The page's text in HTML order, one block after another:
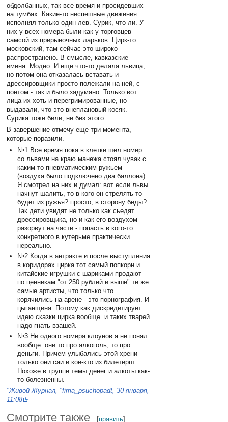
обдолбанных, так все время и просидевших
на тумбах. Какие-то неспешные движения
исполнял только один лев. Сурик, что ли. У
них у всех номера были как у торговцев
самсой из прирыночных ларьков. Цирк-то
московский, там сейчас это широко
распространено. В смысле, кавказские
имена. Модно. И еще что-то делала львица,
но потом она отказалась вставать и
дрессировщики просто полежали на ней, с
понтом - так и было задумано. Только вот
лица их хоть и перегримированные, но
выдавали, что это внеплановый косяк.
Сурика тоже били, не без этого.
В завершение отмечу еще три момента,
которые поразили.
№1 Все время пока в клетке шел номер
со львами на краю манежа стоял чувак с
каким-то пневматическим ружьем
(воздуха было подключено два баллона).
Я смотрел на них и думал: вот если львы
начнут шалить, то в кого он стрелять-то
будет из ружья? просто, в сторону беды?
Так дети увидят не только как сьедят
дрессировщика, но и как его воздухом
разорвут на части - попасть в кого-то
конкретного в кутерьме практически
нереально.
№2 Когда в антракте и после выступления
в коридорах цирка тот самый попкорн и
китайские игрушки с шариками продают
по ценникам "от 250 рублей и выше" те же
самые артисты, что только что
корячились на арене - это порнография. И
цыганщина. Потому как дискредитирует
идею сказки цирка вообще. и таких тварей
надо гнать взашей.
№3 Ни одного номера клоунов я не понял
вообще: они то про алкоголь, то про
деньги. Причем улыбались этой хрени
только они саи и кое-кто из билетерш.
Похоже в труппе темы денег и алкоты как-
то болезненны.
"Живой Журнал, "fima_psuchopadt, 30 января,
11:08
Смотрите также [править]